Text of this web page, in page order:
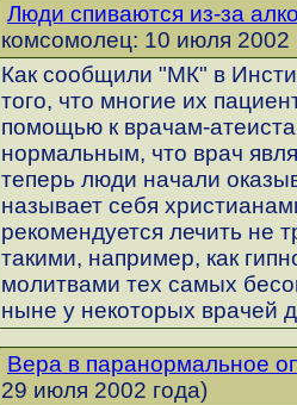
Люди спиваются из-за
комсомолец: 10 июля 2002
Как сообщили "МК" в
того, что многие их
помощью к врачам-
нормальным, что врач
теперь люди начали
называет себя
рекомендуется лечить не
такими, например, как
молитвами тех самых
ныне у некоторых врачей
Вера в паранормальное
29 июля 2002 года)